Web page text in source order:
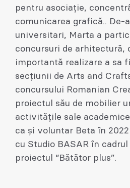
pentru asociație,
comunicarea grafică.. De-
universitari, Marta a
concursuri de arhitectură,
importantă realizare a sa
secțiunii de Arts and
concursului Romanian
proiectul său de mobilier
activitățile sale
ca și voluntar Beta în
cu Studio BASAR în
proiectul “Bătător plus”.